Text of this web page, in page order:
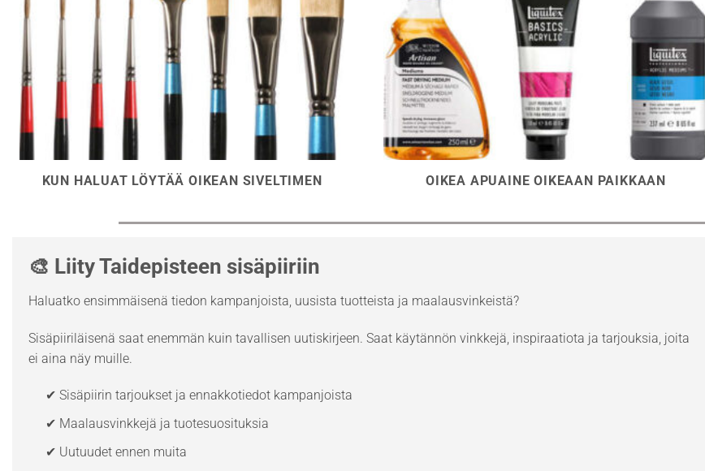
KUN HALUAT LÖYTÄÄ OIKEAN SIVELTIMEN OIKEA APUAINE OIKEAAN PAIKKAAN
🎨 Liity Taidepisteen sisäpiiriin
Haluatko ensimmäisenä tiedon kampanjoista, uusista tuotteista ja maalausvinkeistä?
Sisäpiiriläisenä saat enemmän kuin tavallisen uutiskirjeen. Saat käytännön vinkkejä, inspiraatiota ja tarjouksia, joita
ei aina näy muille.
✔ Sisäpiirin tarjoukset ja ennakkotiedot kampanjoista
✔ Maalausvinkkejä ja tuotesuosituksia
✔ Uutuudet ennen muita